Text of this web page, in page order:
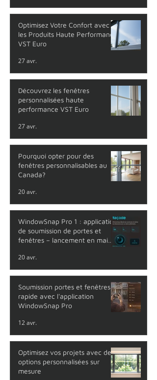
Optimisez Votre Confort avec
les Produits Haute Performance
VST Euro
27 avr.
Découvrez les fenêtres
personnalisées haute
performance VST Euro
27 avr.
Pourquoi opter pour des
fenêtres personnalisables au
Canada?
20 avr.
WindowSnap Pro 1 : application
de soumission de portes et
fenêtres – lancement en mai
20 avr.
Soumission portes et fenêtres
rapide avec l'application
WindowSnap Pro
12 avr.
Optimisez vos projets avec des
options personnalisées sur
mesure